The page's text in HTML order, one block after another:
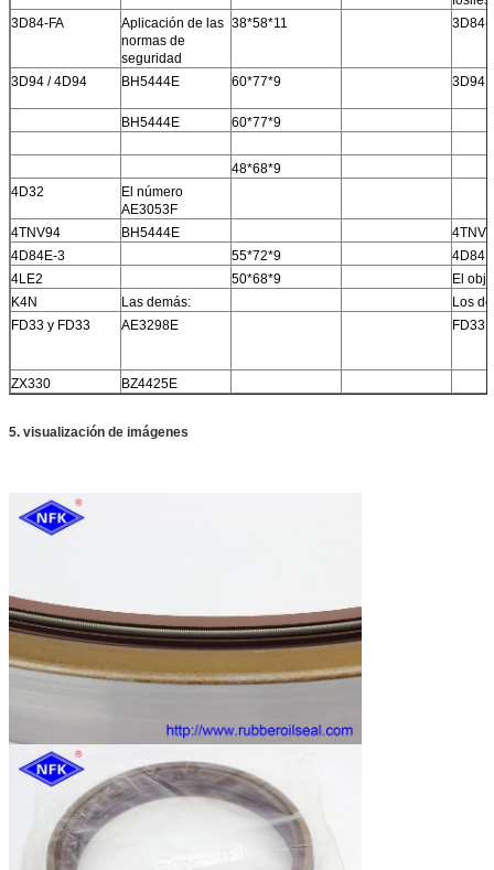
3D84-FA
Aplicación de las
normas de
seguridad
38*58*11 3D84-
3D94 / 4D94 BH5444E 60*77*9 3D94
BH5444E 60*77*9
48*68*9
4D32
El número
AE3053F
4TNV94
BH5444E
4D84E-3
55*72*9
4LE2
50*68*9
El
K4N
Las demás:
Los
FD33 y FD33
AE3298E FD33
ZX330 BZ4425E
5. visualización de imágenes